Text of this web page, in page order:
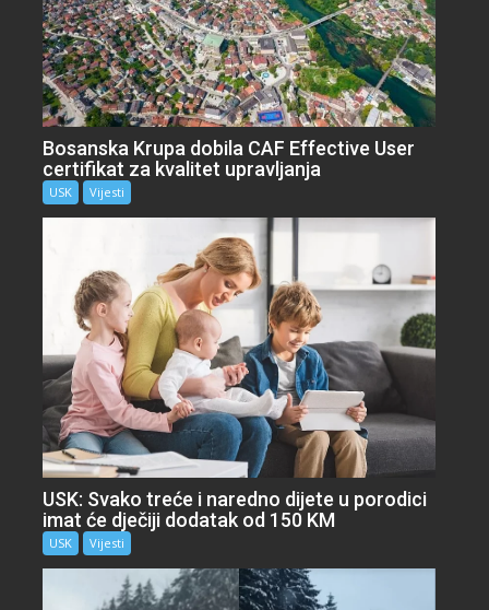
Bosanska Krupa dobila CAF Effective User
certifikat za kvalitet upravljanja
USK Vijesti
USK: Svako treće i naredno dijete u porodici
imat će dječiji dodatak od 150 KM
USK Vijesti